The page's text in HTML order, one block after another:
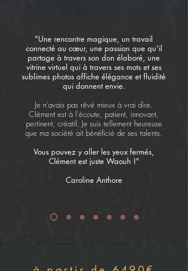
"Une rencontre magique, un travail
connecté au cœur, une passion que qu'il
partage à travers son don élaboré, une
vitrine virtuel qui à travers ses mots et ses
sublimes photos affiche élégance et fluidité
qui donnent envie.
Je n'avais pas rêvé mieux à vrai dire.
Clément est à l'écoute, patient, innovant,
pertinent, créatif. Je suis tellement heureuse
que ma société ait bénéficié de ses talents.
Vous pouvez y aller les yeux fermés,
Clément est juste Waouh !"
Caroline Anthore